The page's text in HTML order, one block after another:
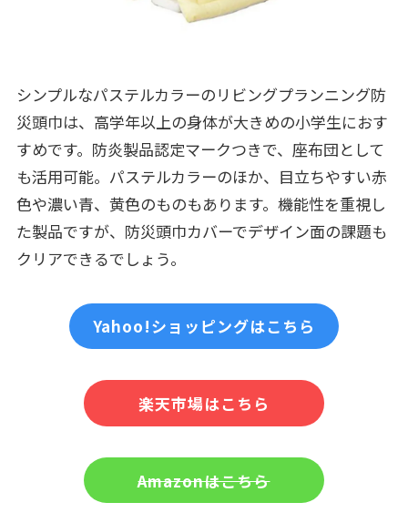
シンプルなパステルカラーのリビングプランニング防
災頭巾は、高学年以上の身体が大きめの小学生におす
すめです。防炎製品認定マークつきで、座布団として
も活用可能。パステルカラーのほか、目立ちやすい赤
色や濃い青、黄色のものもあります。機能性を重視し
た製品ですが、防災頭巾カバーでデザイン面の課題も
クリアできるでしょう。
Yahoo!ショッピングはこちら
楽天市場はこちら
Amazonはこちら